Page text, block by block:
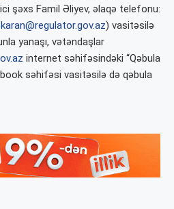
şəxs Famil Əliyev, əlaqə telefonu:
) vasitəsilə
yanaşı, vətəndaşlar
internet səhifəsindəki “Qəbula
səhifəsi vasitəsilə də qəbula